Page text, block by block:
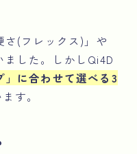
さ(フレックス)」や
ました。しかしQi4D
に合わせて選べる3
す。